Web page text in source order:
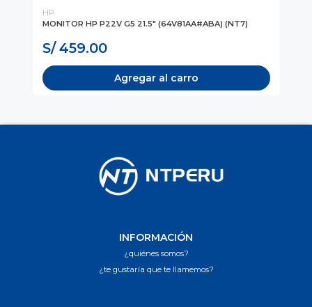
HP
MONITOR HP P22V G5 21.5" (64V81AA#ABA) (NT7)
S/ 459.00
Agregar al carro
INFORMACIÓN
¿quiénes somos?
¿te gustaría que te llamemos?